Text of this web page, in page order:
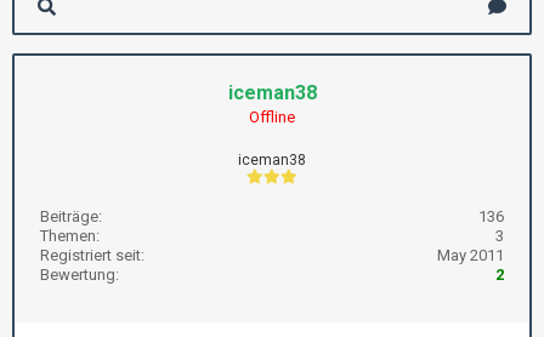
iceman38
Offline
iceman38
Beiträge:
136
Themen:
3
Registriert seit:
May 2011
Bewertung:
2